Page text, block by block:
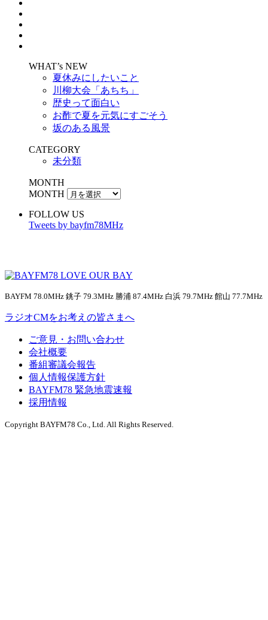
WHAT’s NEW
夏休みにしたいこと
川柳大会「あちち」
歴史って面白い
お酢で夏を元気にすごそう
坂のある風景
CATEGORY
未分類
MONTH
MONTH
FOLLOW US
Tweets by bayfm78MHz
BAYFM 78.0MHz 銚子 79.3MHz 勝浦 87.4MHz 白浜 79.7MHz 館山 77.7MHz
ラジオCMをお考えの皆さまへ
ご意見・お問い合わせ
会社概要
番組審議会報告
個人情報保護方針
BAYFM78 緊急地震速報
採用情報
Copyright BAYFM78 Co., Ltd. All Rights Reserved.